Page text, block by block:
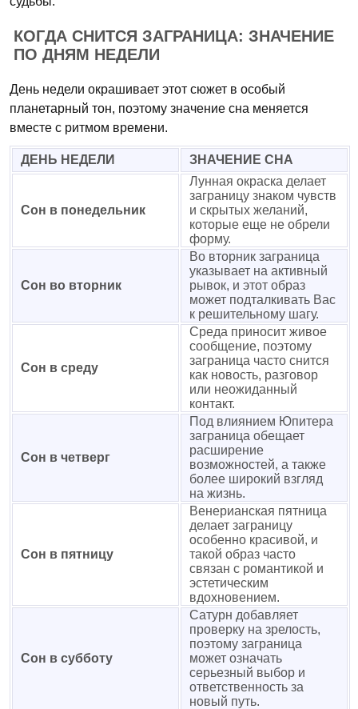
КОГДА СНИТСЯ ЗАГРАНИЦА: ЗНАЧЕНИЕ
ПО ДНЯМ НЕДЕЛИ
День недели окрашивает этот сюжет в особый
планетарный тон, поэтому значение сна меняется
вместе с ритмом времени.
ДЕНЬ НЕДЕЛИ ЗНАЧЕНИЕ СНА
Сон в понедельник
Лунная окраска делает
заграницу знаком чувств
и скрытых желаний,
которые еще не обрели
форму.
Сон во вторник
Во вторник заграница
указывает на активный
рывок, и этот образ
может подталкивать Вас
к решительному шагу.
Сон в среду
Среда приносит живое
сообщение, поэтому
заграница часто снится
как новость, разговор
или неожиданный
контакт.
Сон в четверг
Под влиянием Юпитера
заграница обещает
расширение
возможностей, а также
более широкий взгляд
на жизнь.
Сон в пятницу
Венерианская пятница
делает заграницу
особенно красивой, и
такой образ часто
связан с романтикой и
эстетическим
вдохновением.
Сон в субботу
Сатурн добавляет
проверку на зрелость,
поэтому заграница
может означать
серьезный выбор и
ответственность за
новый путь.